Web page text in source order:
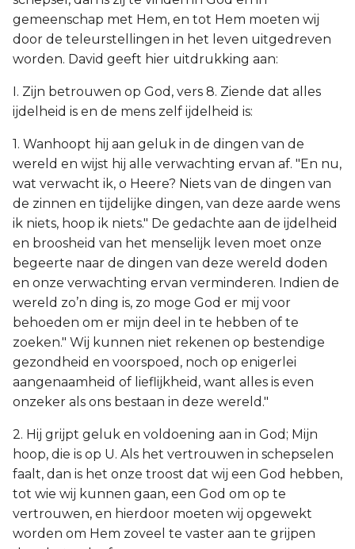
gemeenschap met Hem, en tot Hem moeten wij
door de teleurstellingen in het leven uitgedreven
worden. David geeft hier uitdrukking aan:
I. Zijn betrouwen op God, vers 8. Ziende dat alles
ijdelheid is en de mens zelf ijdelheid is:
1. Wanhoopt hij aan geluk in de dingen van de
wereld en wijst hij alle verwachting ervan af. "En nu,
wat verwacht ik, o Heere? Niets van de dingen van
de zinnen en tijdelijke dingen, van deze aarde wens
ik niets, hoop ik niets." De gedachte aan de ijdelheid
en broosheid van het menselijk leven moet onze
begeerte naar de dingen van deze wereld doden
en onze verwachting ervan verminderen. Indien de
wereld zo’n ding is, zo moge God er mij voor
behoeden om er mijn deel in te hebben of te
zoeken." Wij kunnen niet rekenen op bestendige
gezondheid en voorspoed, noch op enigerlei
aangenaamheid of lieflijkheid, want alles is even
onzeker als ons bestaan in deze wereld."
2. Hij grijpt geluk en voldoening aan in God; Mijn
hoop, die is op U. Als het vertrouwen in schepselen
faalt, dan is het onze troost dat wij een God hebben,
tot wie wij kunnen gaan, een God om op te
vertrouwen, en hierdoor moeten wij opgewekt
worden om Hem zoveel te vaster aan te grijpen